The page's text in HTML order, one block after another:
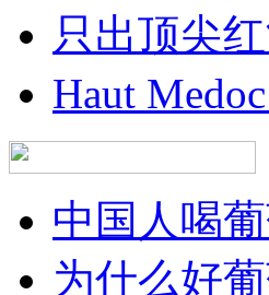
只出顶尖
Haut
中国人喝
为什么好